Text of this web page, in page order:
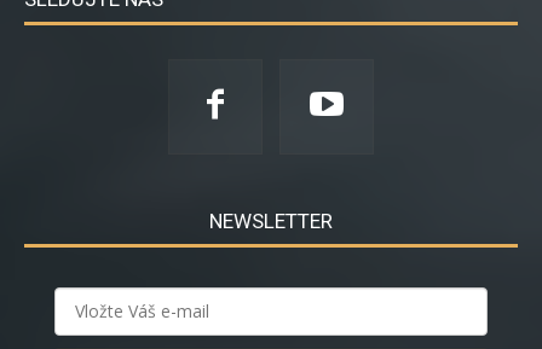
NEWSLETTER